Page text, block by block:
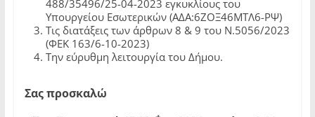
488/35496/25-04-2023 εγκυκλίους του
Υπουργείου Εσωτερικών (ΑΔΑ:6ΖΟΞ46ΜΤΛ6-ΡΨ)
Τις διατάξεις των άρθρων 8 & 9 του Ν.5056/2023
(ΦΕΚ 163/6-10-2023)
Την εύρυθμη λειτουργία του Δήμου.
Σας προσκαλώ